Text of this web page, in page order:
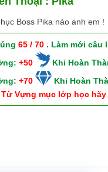
Boss Pika nào anh em !
65 / 70. Làm mới câu
+50
Khi Hoàn
+70
Khi Hoàn
Vựng mục lớp học